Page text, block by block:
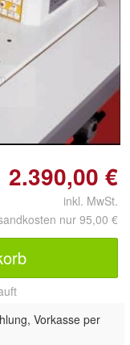
2.390,00 €
inkl. MwSt.
nur 95,00 €
Vorkasse per